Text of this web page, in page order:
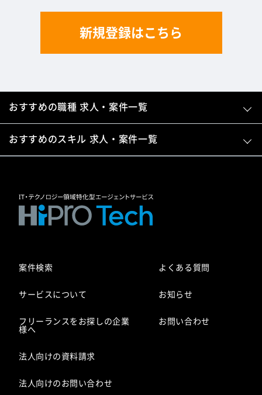
新規登録はこちら
おすすめの職種 求人・案件一覧
おすすめのスキル 求人・案件一覧
案件検索
サービスについて
フリーランスをお探しの企業
様へ
法人向けの資料請求
法人向けのお問い合わせ
よくある質問
お知らせ
お問い合わせ